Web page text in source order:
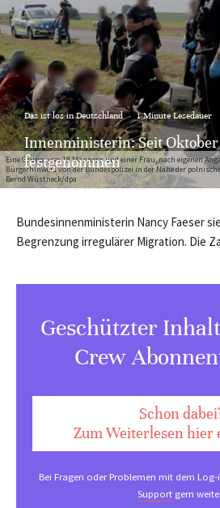
Eine Gruppe von 18 Männern und einer Frau, nach eigenen
Bürgerhinweis von der Bundespolizei in der Nähe der
Bernd Wüstneck/dpa
Das ist los in Deutschland · 1 Minute Lesedauer
Innenministerin: Seit
festgenommen
Bundesinnenministerin Nancy Faeser
Begrenzung irregulärer Migration. Die
Geschützter
Crew
Schon
Zum Weiterlesen hier
Bei Fragen oder Problemen mit dem
Support gern